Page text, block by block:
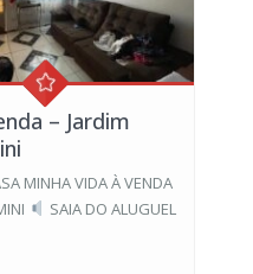
– Jardim
MINHA VIDA À VENDA
SAIA DO ALUGUEL